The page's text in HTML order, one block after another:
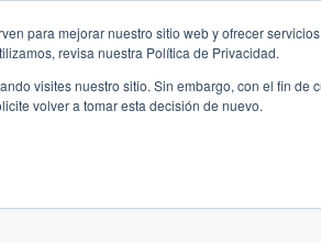
para mejorar nuestro sitio web y ofrecer
revisa nuestra Política de Privacidad.
visites nuestro sitio. Sin embargo, con el fin de
volver a tomar esta decisión de nuevo.